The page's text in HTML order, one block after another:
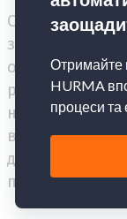
Окремо
зустрічна
оплаті
рівноцінну
на зрозумілі
дефіцитність
позиції.